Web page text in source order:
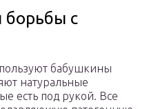
с
бабушкины
натуральные
есть под рукой. Все